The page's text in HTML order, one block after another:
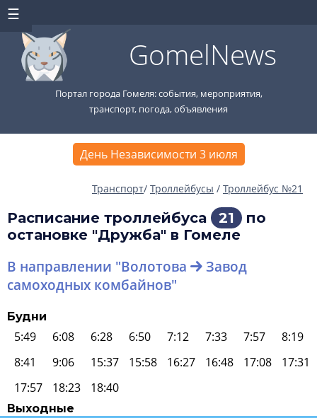
GomelNews
Портал города Гомеля: события, мероприятия,
транспорт, погода, объявления
День Независимости 3 июля
Транспорт/ Троллейбусы / Троллейбус №21
Расписание троллейбуса 21
по
остановке "Дружба" в Гомеле
В направлении "Волотова
Завод
самоходных комбайнов"
Будни
5:49 6:08 6:28 6:50 7:12 7:33 7:57
8:19
8:41
9:06 15:37 15:58 16:27 16:48 17:08
17:31
17:57
18:23 18:40
Выходные